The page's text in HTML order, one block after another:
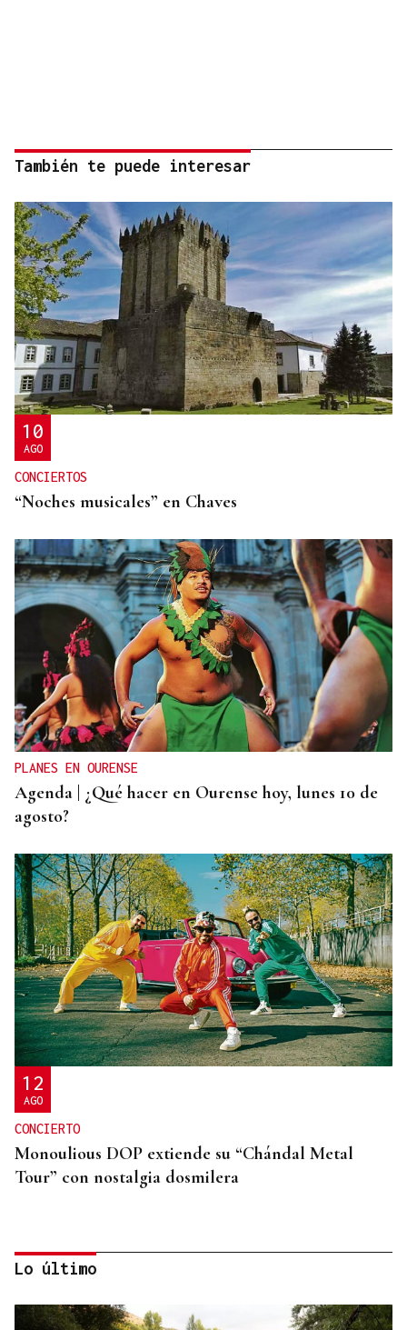
También te puede interesar
10
AGO
CONCIERTOS
“Noches musicales” en Chaves
PLANES EN OURENSE
Agenda | ¿Qué hacer en Ourense hoy, lunes 10 de
agosto?
12
AGO
CONCIERTO
Monoulious DOP extiende su “Chándal Metal
Tour” con nostalgia dosmilera
Lo último